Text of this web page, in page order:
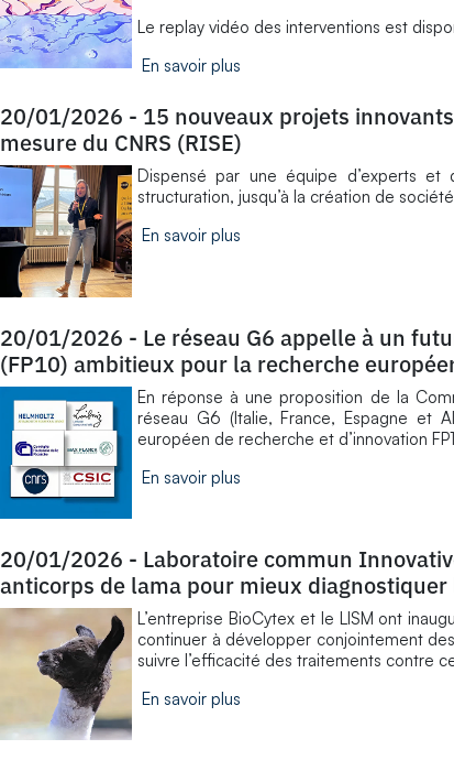
Le replay vidéo des interventions est
En savoir plus
20/01/2026 - 15 nouveaux projets
mesure du CNRS (RISE)
Dispensé par une équipe d’experts
structuration, jusqu’à la création de
En savoir plus
20/01/2026 - Le réseau G6 appelle à un
(FP10) ambitieux pour la recherche
En réponse à une proposition de la
réseau G6 (Italie, France, Espagne et
européen de recherche et d’innovation
En savoir plus
20/01/2026 - Laboratoire commun
anticorps de lama pour mieux
L’entreprise BioCytex et le LISM ont
continuer à développer conjointement
suivre l’efficacité des traitements contre
En savoir plus